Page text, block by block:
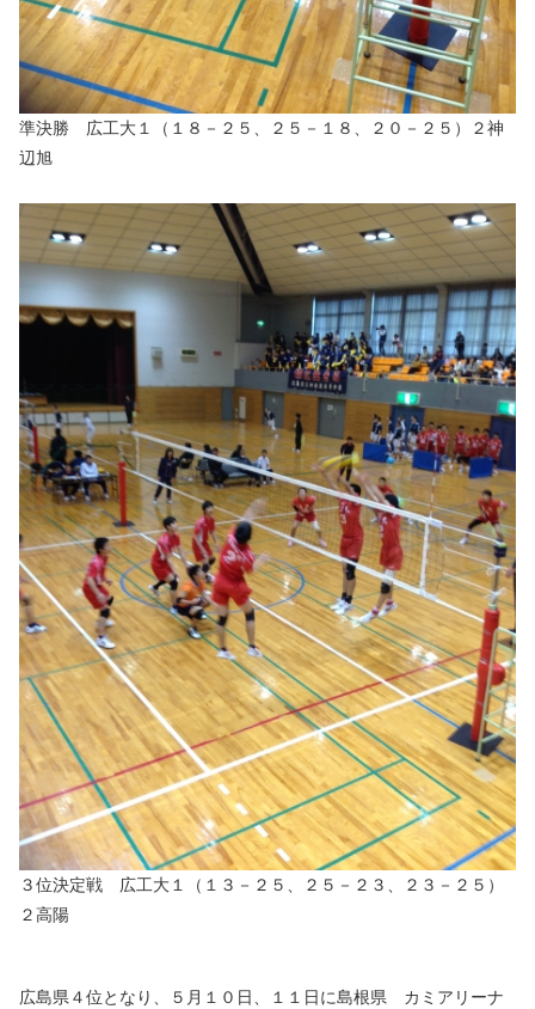
準決勝 広工大１（１８－２５、２５－１８、２０－２５）２神
辺旭
３位決定戦 広工大１（１３－２５、２５－２３、２３－２５）
２高陽
広島県４位となり、５月１０日、１１日に島根県 カミアリーナ